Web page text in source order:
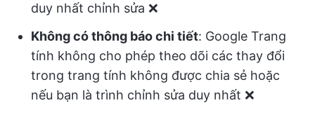
duy nhất chỉnh sửa ❌
Không có thông báo chi tiết: Google Trang
tính không cho phép theo dõi các thay đổi
trong trang tính không được chia sẻ hoặc
nếu bạn là trình chỉnh sửa duy nhất ❌